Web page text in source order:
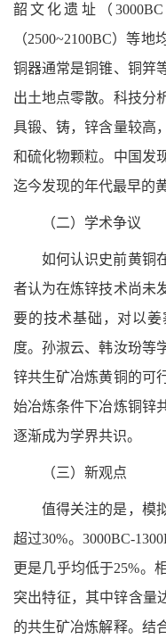
韶文化遗址（
（2500~2100BC）等
铜器通常是铜锥、铜笄
出土地点零散。科技分
具锻、铸，锌含量较高
和硫化物颗粒。中国发
迄今发现的年代最早的
（二）学术争议
如何认识史前黄铜
者认为在炼锌技术尚未
要的技术基础，对以
度。孙淑云、韩汝玢等
锌共生矿冶炼黄铜的可
始冶炼条件下冶炼铜锌
逐渐成为学界共识。
（三）新观点
值得关注的是，模
超过30%。3000BC-
更是几乎均低于25%。
突出特征，其中锌含量
的共生矿冶炼解释。结